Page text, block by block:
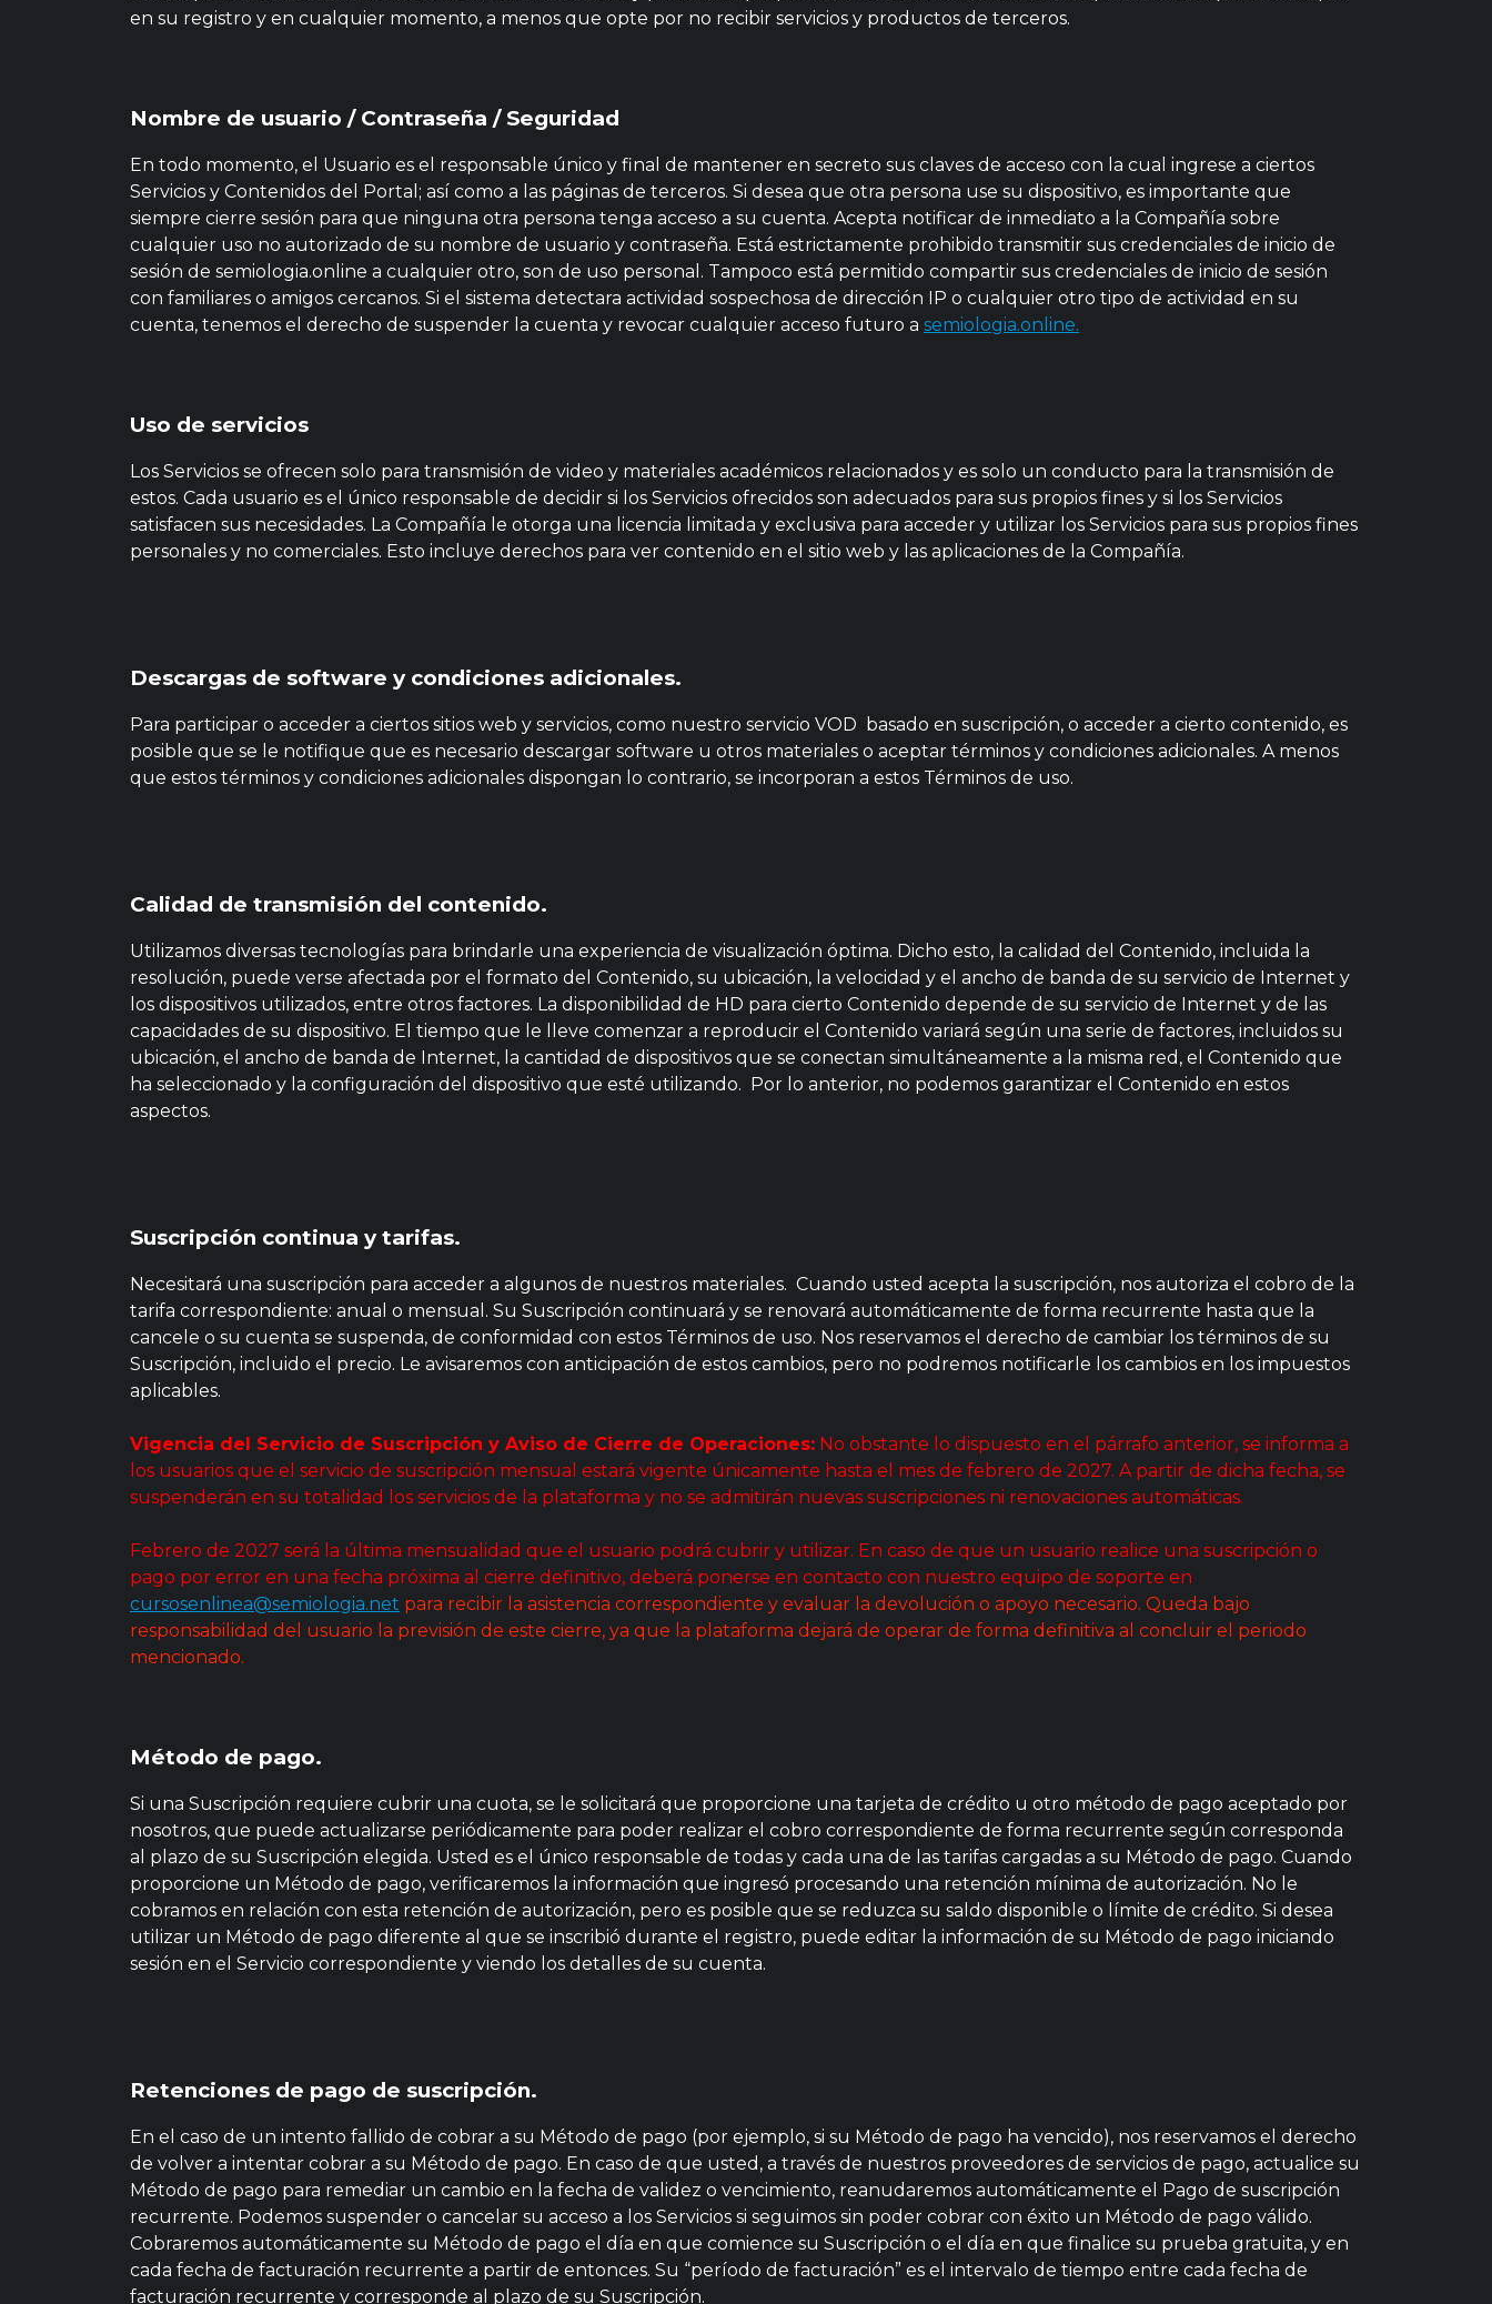
en su registro y en cualquier momento, a menos que opte por no recibir servicios y productos de terceros.
Nombre de usuario / Contraseña / Seguridad
En todo momento, el Usuario es el responsable único y final de mantener en secreto sus claves de acceso con la cual ingrese a ciertos
Servicios y Contenidos del Portal; así como a las páginas de terceros. Si desea que otra persona use su dispositivo, es importante que
siempre cierre sesión para que ninguna otra persona tenga acceso a su cuenta. Acepta notificar de inmediato a la Compañía sobre
cualquier uso no autorizado de su nombre de usuario y contraseña. Está estrictamente prohibido transmitir sus credenciales de inicio de
sesión de semiologia.online a cualquier otro, son de uso personal. Tampoco está permitido compartir sus credenciales de inicio de sesión
con familiares o amigos cercanos. Si el sistema detectara actividad sospechosa de dirección IP o cualquier otro tipo de actividad en su
cuenta, tenemos el derecho de suspender la cuenta y revocar cualquier acceso futuro a semiologia.online.
Uso de servicios
Los Servicios se ofrecen solo para transmisión de video y materiales académicos relacionados y es solo un conducto para la transmisión de
estos. Cada usuario es el único responsable de decidir si los Servicios ofrecidos son adecuados para sus propios fines y si los Servicios
satisfacen sus necesidades. La Compañía le otorga una licencia limitada y exclusiva para acceder y utilizar los Servicios para sus propios fines
personales y no comerciales. Esto incluye derechos para ver contenido en el sitio web y las aplicaciones de la Compañía.
Descargas de software y condiciones adicionales.
Para participar o acceder a ciertos sitios web y servicios, como nuestro servicio VOD basado en suscripción, o acceder a cierto contenido, es
posible que se le notifique que es necesario descargar software u otros materiales o aceptar términos y condiciones adicionales. A menos
que estos términos y condiciones adicionales dispongan lo contrario, se incorporan a estos Términos de uso.
Calidad de transmisión del contenido.
Utilizamos diversas tecnologías para brindarle una experiencia de visualización óptima. Dicho esto, la calidad del Contenido, incluida la
resolución, puede verse afectada por el formato del Contenido, su ubicación, la velocidad y el ancho de banda de su servicio de Internet y
los dispositivos utilizados, entre otros factores. La disponibilidad de HD para cierto Contenido depende de su servicio de Internet y de las
capacidades de su dispositivo. El tiempo que le lleve comenzar a reproducir el Contenido variará según una serie de factores, incluidos su
ubicación, el ancho de banda de Internet, la cantidad de dispositivos que se conectan simultáneamente a la misma red, el Contenido que
ha seleccionado y la configuración del dispositivo que esté utilizando. Por lo anterior, no podemos garantizar el Contenido en estos
aspectos.
Suscripción continua y tarifas.
Necesitará una suscripción para acceder a algunos de nuestros materiales. Cuando usted acepta la suscripción, nos autoriza el cobro de la
tarifa correspondiente: anual o mensual. Su Suscripción continuará y se renovará automáticamente de forma recurrente hasta que la
cancele o su cuenta se suspenda, de conformidad con estos Términos de uso. Nos reservamos el derecho de cambiar los términos de su
Suscripción, incluido el precio. Le avisaremos con anticipación de estos cambios, pero no podremos notificarle los cambios en los impuestos
aplicables.
Vigencia del Servicio de Suscripción y Aviso de Cierre de Operaciones: No obstante lo dispuesto en el párrafo anterior, se informa a
los usuarios que el servicio de suscripción mensual estará vigente únicamente hasta el mes de febrero de 2027. A partir de dicha fecha, se
suspenderán en su totalidad los servicios de la plataforma y no se admitirán nuevas suscripciones ni renovaciones automáticas.
Febrero de 2027 será la última mensualidad que el usuario podrá cubrir y utilizar. En caso de que un usuario realice una suscripción o
pago por error en una fecha próxima al cierre definitivo, deberá ponerse en contacto con nuestro equipo de soporte en
cursosenlinea@semiologia.net para recibir la asistencia correspondiente y evaluar la devolución o apoyo necesario. Queda bajo
responsabilidad del usuario la previsión de este cierre, ya que la plataforma dejará de operar de forma definitiva al concluir el periodo
mencionado.
Método de pago.
Si una Suscripción requiere cubrir una cuota, se le solicitará que proporcione una tarjeta de crédito u otro método de pago aceptado por
nosotros, que puede actualizarse periódicamente para poder realizar el cobro correspondiente de forma recurrente según corresponda
al plazo de su Suscripción elegida. Usted es el único responsable de todas y cada una de las tarifas cargadas a su Método de pago. Cuando
proporcione un Método de pago, verificaremos la información que ingresó procesando una retención mínima de autorización. No le
cobramos en relación con esta retención de autorización, pero es posible que se reduzca su saldo disponible o límite de crédito. Si desea
utilizar un Método de pago diferente al que se inscribió durante el registro, puede editar la información de su Método de pago iniciando
sesión en el Servicio correspondiente y viendo los detalles de su cuenta.
Retenciones de pago de suscripción.
En el caso de un intento fallido de cobrar a su Método de pago (por ejemplo, si su Método de pago ha vencido), nos reservamos el derecho
de volver a intentar cobrar a su Método de pago. En caso de que usted, a través de nuestros proveedores de servicios de pago, actualice su
Método de pago para remediar un cambio en la fecha de validez o vencimiento, reanudaremos automáticamente el Pago de suscripción
recurrente. Podemos suspender o cancelar su acceso a los Servicios si seguimos sin poder cobrar con éxito un Método de pago válido.
Cobraremos automáticamente su Método de pago el día en que comience su Suscripción o el día en que finalice su prueba gratuita, y en
cada fecha de facturación recurrente a partir de entonces. Su “período de facturación” es el intervalo de tiempo entre cada fecha de
facturación recurrente y corresponde al plazo de su Suscripción.